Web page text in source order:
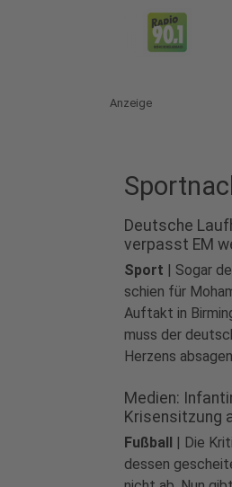
Anzeige
Deutsche
verpasst EM
Sport | Sogar
schien für
Auftakt in
muss der
Herzens
Medien:
Krisensitzung
Fußball | Die
dessen